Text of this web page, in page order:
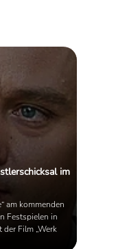
im
am kommenden
Festspielen in
Film „Werk